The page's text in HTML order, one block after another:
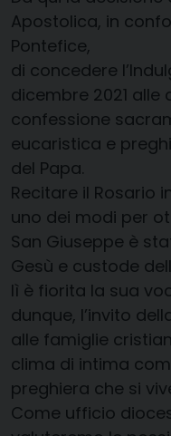
Apostolica, in
Pontefice,
di concedere
dicembre 2021 alle
confessione
eucaristica e
del Papa.
Recitare il Rosario
uno dei modi per
San Giuseppe è
Gesù e custode
lì è fiorita la sua
dunque, l’invito
alle famiglie
clima di intima
preghiera che si
Come ufficio